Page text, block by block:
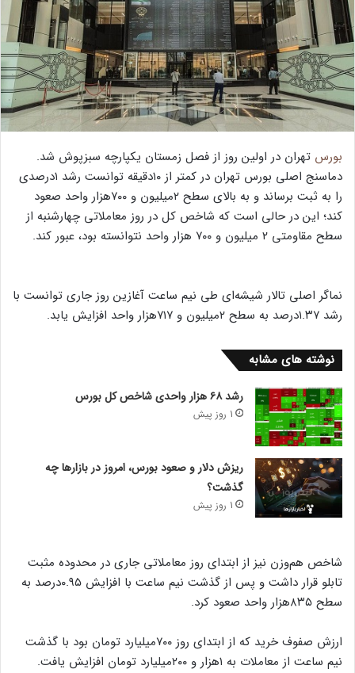
بورس تهران در اولین روز از فصل زمستان یکپارچه سبزپوش شد.
دماسنج اصلی بورس تهران در کمتر از ۱۰دقیقه توانست رشد ۱درصدی
را به ثبت برساند و به بالای سطح ۲میلیون و ۷۰۰هزار واحد صعود
کند؛ این در حالی است که شاخص کل در روز معاملاتی چهارشنبه از
سطح مقاومتی ۲ میلیون و ۷۰۰ هزار واحد نتوانسته بود، عبور کند.
نماگر اصلی تالار شیشه‌ای طی نیم ساعت آغازین روز جاری توانست با
رشد ۱.۳۷درصد به سطح ۲میلیون و ۷۱۷هزار واحد افزایش یابد.
نوشته های مشابه
رشد ۶۸ هزار واحدی شاخص کل بورس
1 روز پیش
ریزش دلار و صعود بورس، امروز در بازارها چه
گذشت؟
1 روز پیش
شاخص هم‌وزن نیز از ابتدای روز معاملاتی جاری در محدوده مثبت
تابلو قرار داشت و پس از گذشت نیم ساعت با افزایش ۰.۹۵درصد به
سطح ۸۳۵هزار واحد صعود کرد.
ارزش صفوف خرید که از ابتدای روز ۷۰۰میلیارد تومان بود با گذشت
نیم ساعت از معاملات به ۱هزار و ۲۰۰میلیارد تومان افزایش یافت.